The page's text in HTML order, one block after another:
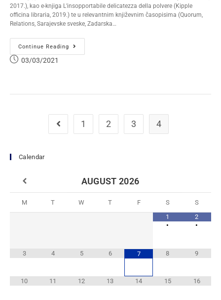
2017.), kao e-knjiga L'insopportabile delicatezza della polvere (Kipple
officina libraria, 2019.) te u relevantnim književnim časopisima (Quorum,
Relations, Sarajevske sveske, Zadarska…
Continue Reading
03/03/2021
1 2 3 4
Calendar
AUGUST 2026
M T W T F S
S
1
•
2
•
3 4 5 6 7 8 9
10 11 12 13 14 15 16